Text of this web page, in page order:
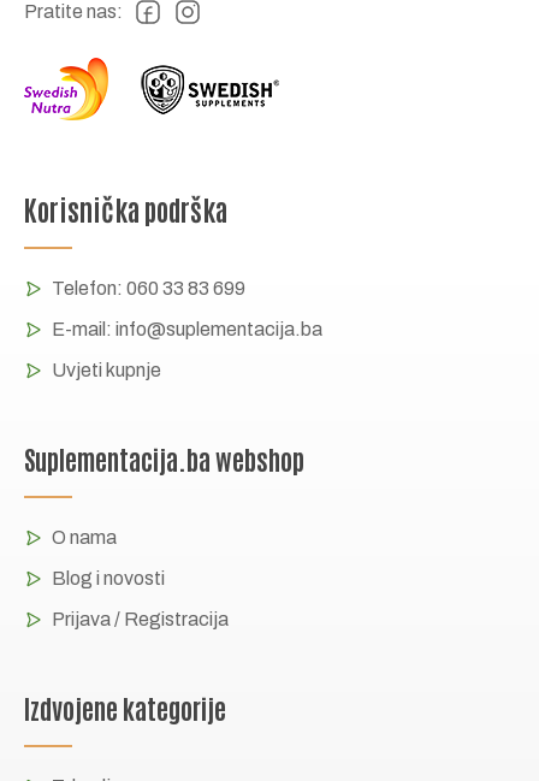
Pratite nas:
Korisnička podrška
Telefon: 060 33 83 699
E-mail: info@suplementacija.ba
Uvjeti kupnje
Suplementacija.ba webshop
O nama
Blog i novosti
Prijava / Registracija
Izdvojene kategorije